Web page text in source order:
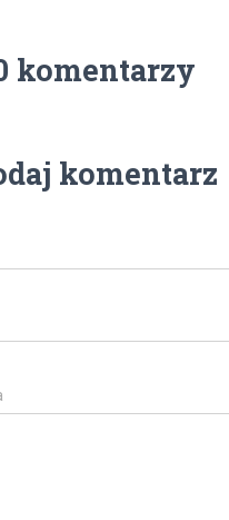
komentarzy
komentarz